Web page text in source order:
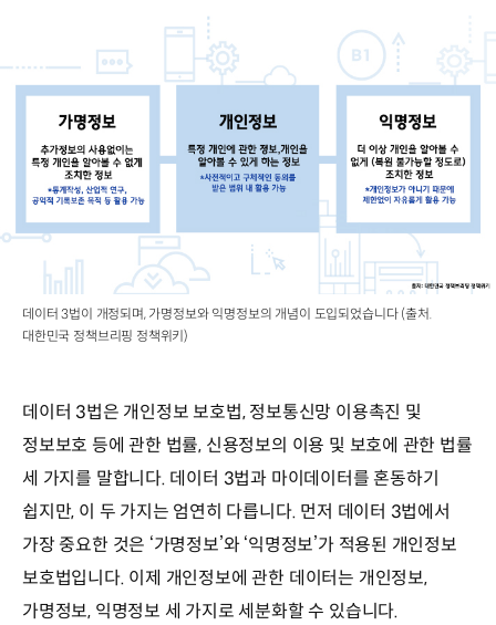
데이터 3법이 개정되며, 가명정보와 익명정보의 개념이 도입되었습니다 (출처.
대한민국 정책브리핑 정책위키)
데이터 3법은 개인정보 보호법, 정보통신망 이용촉진 및
정보보호 등에 관한 법률, 신용정보의 이용 및 보호에 관한 법률
세 가지를 말합니다. 데이터 3법과 마이데이터를 혼동하기
쉽지만, 이 두 가지는 엄연히 다릅니다. 먼저 데이터 3법에서
가장 중요한 것은 ‘가명정보’와 ‘익명정보’가 적용된 개인정보
보호법입니다. 이제 개인정보에 관한 데이터는 개인정보,
가명정보, 익명정보 세 가지로 세분화할 수 있습니다.